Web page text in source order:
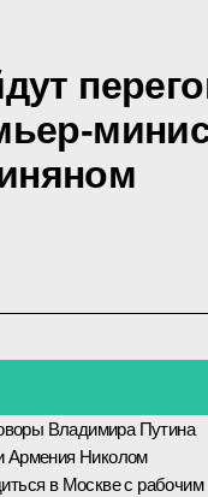
Владимира Путина
Армения Николом
в Москве с рабочим